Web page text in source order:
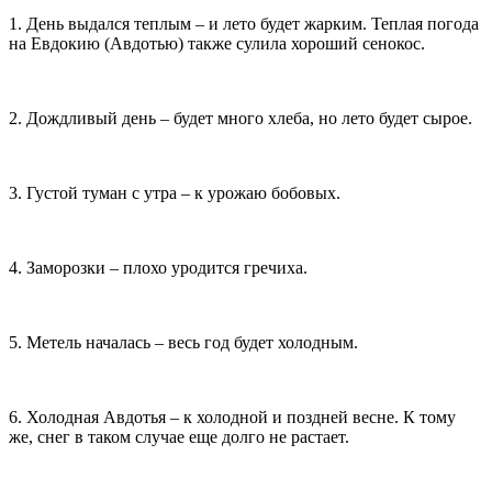
1. День выдался теплым – и лето будет жарким. Теплая погода
на Евдокию (Авдотью) также сулила хороший сенокос.
2. Дождливый день – будет много хлеба, но лето будет сырое.
3. Густой туман с утра – к урожаю бобовых.
4. Заморозки – плохо уродится гречиха.
5. Метель началась – весь год будет холодным.
6. Холодная Авдотья – к холодной и поздней весне. К тому
же, снег в таком случае еще долго не растает.